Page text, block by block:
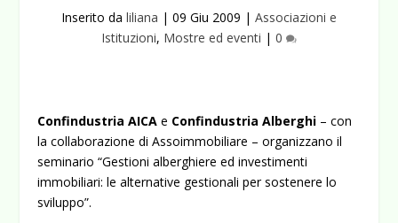
Inserito da liliana | 09 Giu 2009 | Associazioni e
Istituzioni, Mostre ed eventi | 0
Confindustria AICAe Confindustria Alberghi – con
la collaborazione di Assoimmobiliare – organizzano il
seminario “Gestioni alberghiere ed investimenti
immobiliari: le alternative gestionali per sostenere lo
sviluppo”.